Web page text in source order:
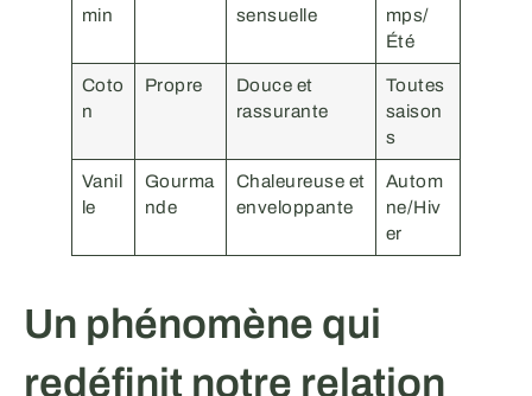
min
sensuelle
mps/
Été
Coto
n
Propre
Douce et
rassurante
Toutes
saison
s
Vanil
le
Gourma
nde
Chaleureuse et
enveloppante
Autom
ne/Hiv
er
Un phénomène qui
redéfinit notre relation